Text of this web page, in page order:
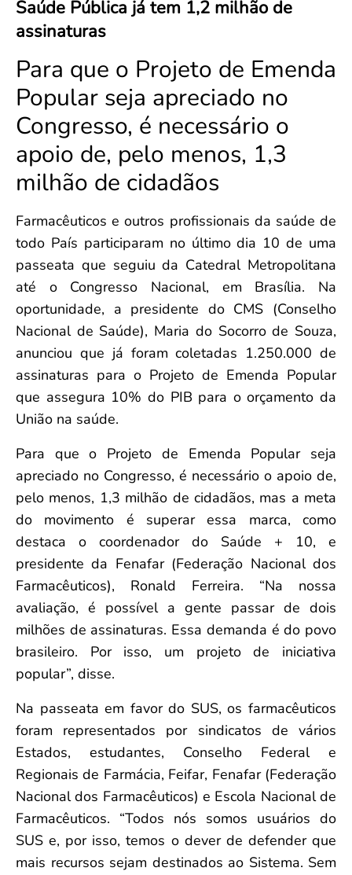
Convenção Coletiva 2025/2026 – Piso salarial Farmácias e Drogaria
Consulta de Farmacêuticos e Estabelecimentos Inscritos no CRF/MS
Saúde Pública e Indígena
Calendário Eleitoral
Candidatos
Votação
Dúvidas Frequentes
Eleições Anteriores
Saúde Pública já tem 1,2 milhão de
assinaturas
Para que o Projeto de Emenda
Popular seja apreciado no
Congresso, é necessário o
apoio de, pelo menos, 1,3
milhão de cidadãos
Farmacêuticos e outros profissionais da saúde de
todo País participaram no último dia 10 de uma
passeata que seguiu da Catedral Metropolitana
até o Congresso Nacional, em Brasília. Na
oportunidade, a presidente do CMS (Conselho
Nacional de Saúde), Maria do Socorro de Souza,
anunciou que já foram coletadas 1.250.000 de
assinaturas para o Projeto de Emenda Popular
que assegura 10% do PIB para o orçamento da
União na saúde.
Para que o Projeto de Emenda Popular seja
apreciado no Congresso, é necessário o apoio de,
pelo menos, 1,3 milhão de cidadãos, mas a meta
do movimento é superar essa marca, como
destaca o coordenador do Saúde + 10, e
presidente da Fenafar (Federação Nacional dos
Farmacêuticos), Ronald Ferreira. “Na nossa
avaliação, é possível a gente passar de dois
milhões de assinaturas. Essa demanda é do povo
brasileiro. Por isso, um projeto de iniciativa
popular”, disse.
Na passeata em favor do SUS, os farmacêuticos
foram representados por sindicatos de vários
Estados, estudantes, Conselho Federal e
Regionais de Farmácia, Feifar, Fenafar (Federação
Nacional dos Farmacêuticos) e Escola Nacional de
Farmacêuticos. “Todos nós somos usuários do
SUS e, por isso, temos o dever de defender que
mais recursos sejam destinados ao Sistema. Sem